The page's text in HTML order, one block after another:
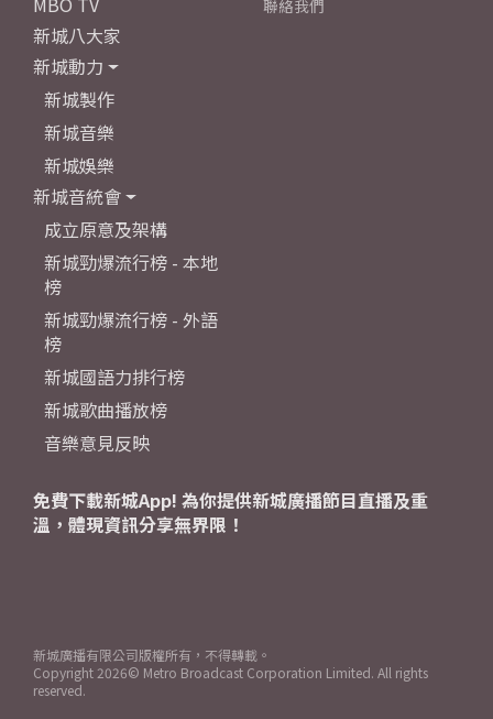
新城八大家
新城動力
新城製作
新城音樂
新城娛樂
新城音統會
成立原意及架構
新城勁爆流行榜 - 本地
榜
新城勁爆流行榜 - 外語
榜
新城國語力排行榜
新城歌曲播放榜
音樂意見反映
聯絡我們
免費下載新城App! 為你提供新城廣播節目直播及重
溫，體現資訊分享無界限！
新城廣播有限公司版權所有，不得轉載。
Copyright 2026© Metro Broadcast Corporation Limited. All rights
reserved.